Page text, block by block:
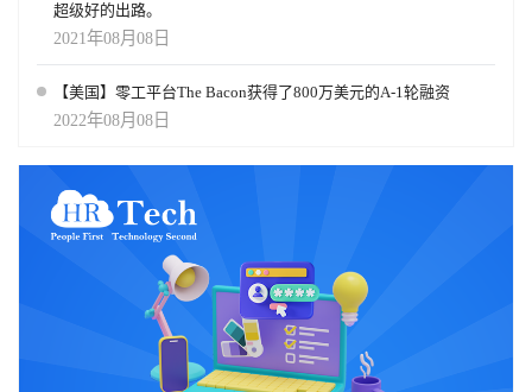
超级好的出路。
2021年08月08日
【美国】零工平台The Bacon获得了800万美元的A-1轮融资
2022年08月08日